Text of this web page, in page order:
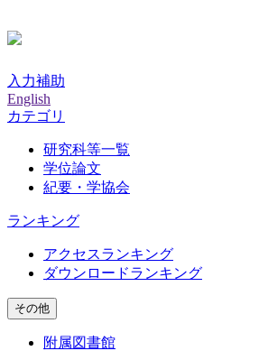
入力補助
English
カテゴリ
研究科等一覧
学位論文
紀要・学協会
ランキング
アクセスランキング
ダウンロードランキング
その他
附属図書館